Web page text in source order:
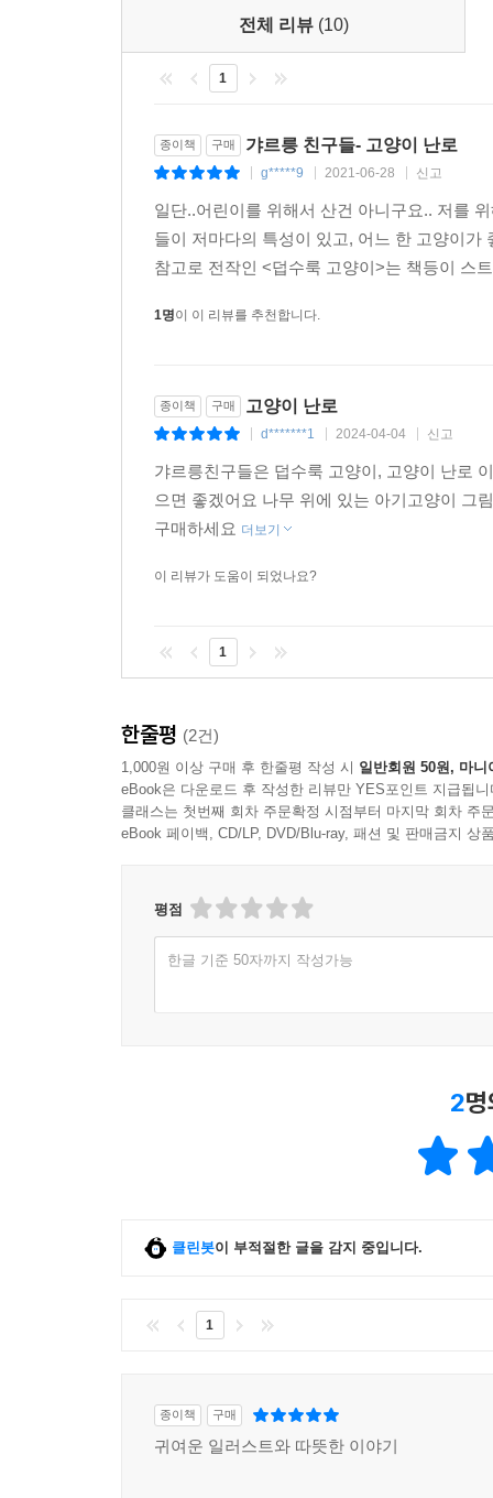
전체 리뷰 (10)
1
종이책 구매 갸르릉 친구들- 고양이 난로
g*****9 2021-06-28 신고
일단..어린이를 위해서 산건 아니구요.. 저를
들이 저마다의 특성이 있고, 어느 한 고양이
참고로 전작인 <덥수룩 고양이>는 책등이 스
1명이 이 리뷰를 추천합니다.
종이책 구매 고양이 난로
d*******1 2024-04-04 신고
갸르릉친구들은 덥수룩 고양이, 고양이 난로
으면 좋겠어요 나무 위에 있는 아기고양이 그
구매하세요 더보기
이 리뷰가 도움이 되었나요?
1
한줄평 (2건)
1,000원 이상 구매 후 한줄평 작성 시 일반회원 50원, 마니
eBook은 다운로드 후 작성한 리뷰만 YES포인트 지급됩니
클래스는 첫번째 회차 주문확정 시점부터 마지막 회차 주
eBook 페이백, CD/LP, DVD/Blu-ray, 패션 및 판매금지 상
평점
한글 기준 50자까지 작성가능
2
클린봇이 부적절한 글을 감지 중입니다.
1
종이책 구매
귀여운 일러스트와 따뜻한 이야기